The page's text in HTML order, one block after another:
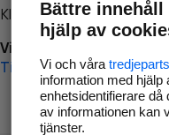
Klicka påTillbaka-knappen
Vi beklagar besväret!
Till startsidan
Bättre
hjälp av
Vi och våra
information med hjälp
enhetsidentifierare
av informationen kan
tjänster.